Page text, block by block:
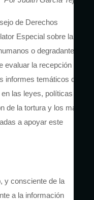
de Derechos
Especial sobre la
o degradantes,
la recepción y
informes temáticos del
las leyes, políticas y
de la tortura y los malos
a apoyar este
y consciente de la
a la información